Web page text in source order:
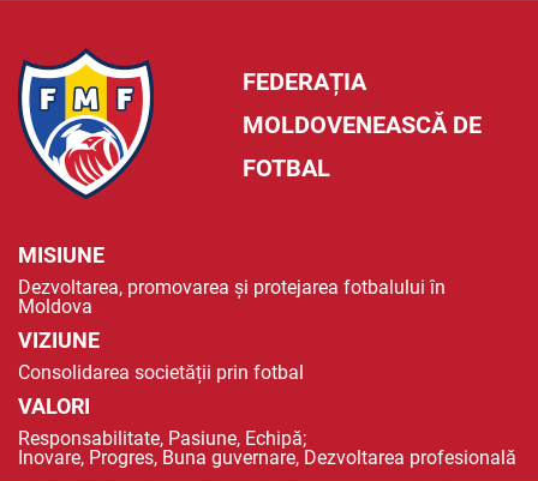
FEDERAȚIA
MOLDOVENEASCĂ DE
FOTBAL
MISIUNE
Dezvoltarea, promovarea și protejarea fotbalului în
Moldova
VIZIUNE
Consolidarea societății prin fotbal
VALORI
Responsabilitate, Pasiune, Echipă;
Inovare, Progres, Buna guvernare, Dezvoltarea profesională